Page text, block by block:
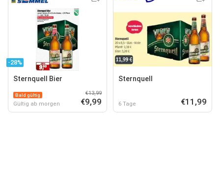
-28%
Sternquell Bier
Bald gültig
Gültig ab morgen
€13,99
€9,99
Sternquell
6 Tage €11,99